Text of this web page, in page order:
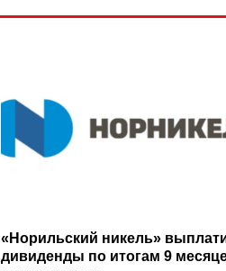
«Норильский никель»
дивиденды по итогам 9